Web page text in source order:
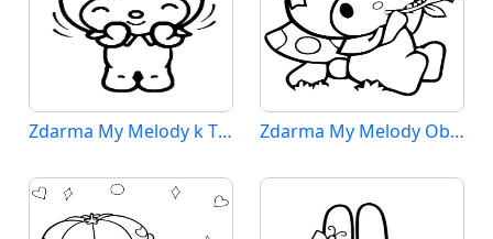
Zdarma My Melody k Tisku pro Děti Zdarma My Melody Obrázek